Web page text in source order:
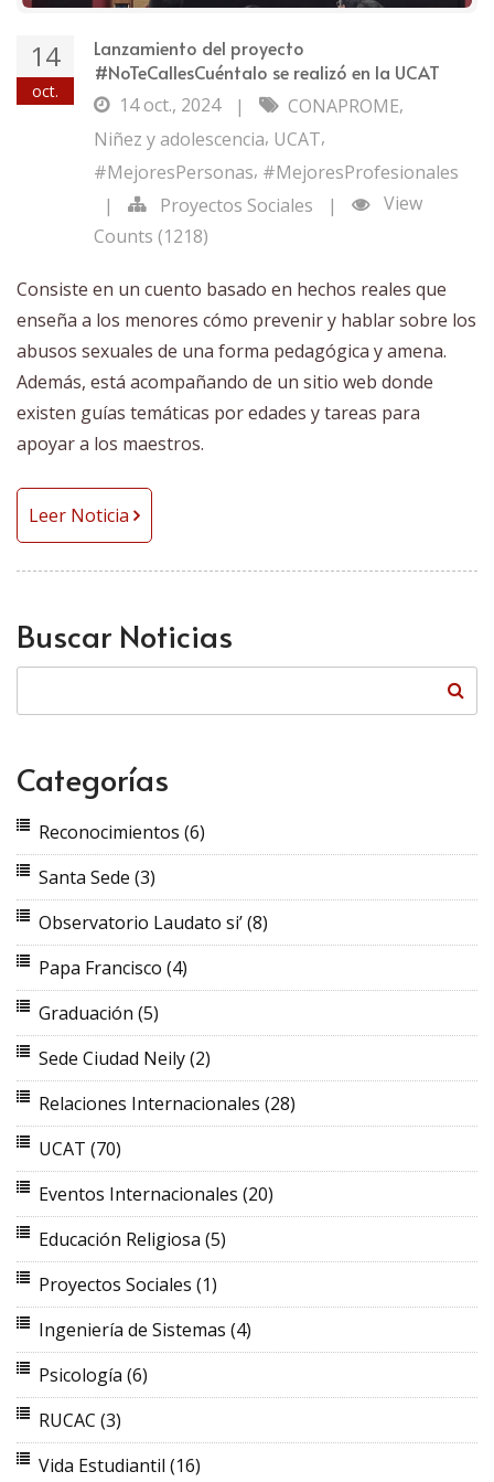
14
oct.
Lanzamiento del proyecto
#NoTeCallesCuéntalo se realizó en la UCAT
14 oct., 2024
| CONAPROME,
Niñez y adolescencia, UCAT,
#MejoresPersonas, #MejoresProfesionales
|
Proyectos Sociales |
View
Counts (1218)
Consiste en un cuento basado en hechos reales que
enseña a los menores cómo prevenir y hablar sobre los
abusos sexuales de una forma pedagógica y amena.
Además, está acompañando de un sitio web donde
existen guías temáticas por edades y tareas para
apoyar a los maestros.
Leer Noticia
Buscar Noticias
Categorías
Reconocimientos (6)
Santa Sede (3)
Observatorio Laudato si’(8)
Papa Francisco (4)
Graduación (5)
Sede Ciudad Neily(2)
Relaciones Internacionales (28)
UCAT (70)
Eventos Internacionales (20)
Educación Religiosa (5)
Proyectos Sociales (1)
Ingeniería de Sistemas (4)
Psicología (6)
RUCAC (3)
Vida Estudiantil (16)